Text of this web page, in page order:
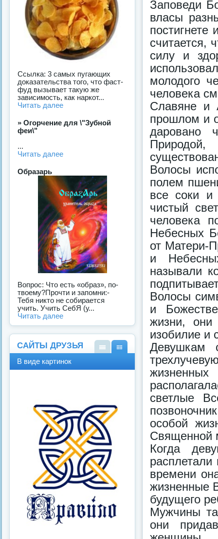
Заповеди
власы
считается,
силу и
молодого
человека
Славяне и
прошлом и
даровано
Волосы
полем
все соки
чистый
человека
Небесных
от Матери-
и
называли
Волосы
и
жизни, они
изобилие и
Девушкам
светлые
особой
Священной
Когда
времени
жизненные
будущего
Мужчины
они
Ссылка: 3 самых пугающих
доказательства того, что фаст-
фуд вызывает такую же
зависимость, как наркот...
Читать далее
» Огорчение для \"Зубной
феи\"
...
Читать далее
Образарь
Вопрос: Что есть «образ», по-
твоему?Прочти и запомни:-
Тебя никто не собирается
учить. Учить СебЯ (у...
Читать далее
САЙТЫ ДРУЗЬЯ
В виде картинок